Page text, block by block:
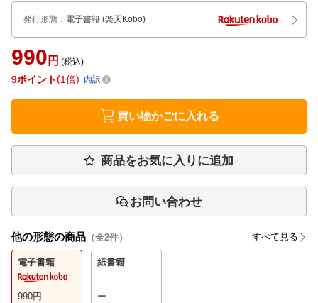
発行形態 ： 電子書籍 (楽天Kobo)
990 円 (税込)
9ポイント 1倍 内訳
買い物かごに入れる
商品をお気に入りに追加
お問い合わせ
他の形態の商品 （全2件） すべて見る
電子書籍
990円
紙書籍
ー